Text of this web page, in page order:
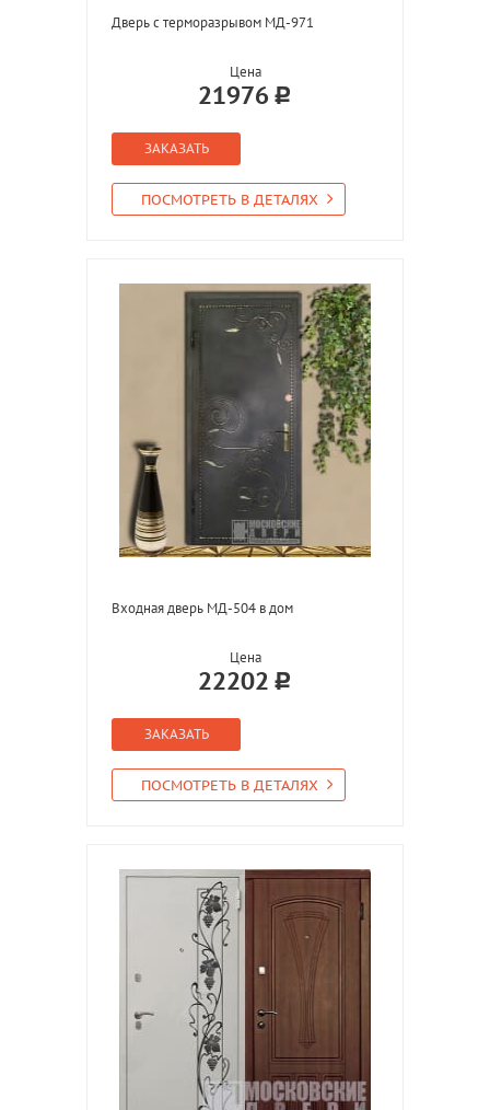
Дверь с терморазрывом МД-971
Цена
21976
ЗАКАЗАТЬ
ПОСМОТРЕТЬ В ДЕТАЛЯХ
Входная дверь МД-504 в дом
Цена
22202
ЗАКАЗАТЬ
ПОСМОТРЕТЬ В ДЕТАЛЯХ